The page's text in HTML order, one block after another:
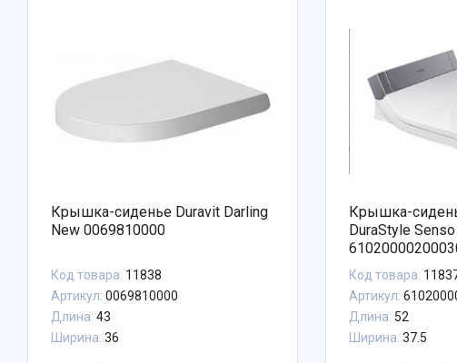
Крышка-сиденье Duravit Darling
New 0069810000
Код товара: 11838
Артикул: 0069810000
Длина: 43
Ширина: 36
Крышка-
DuraStyle
микролифтом,
функция биде
Код товара:
Артикул:
Длина: 52
Ширина: 37.5